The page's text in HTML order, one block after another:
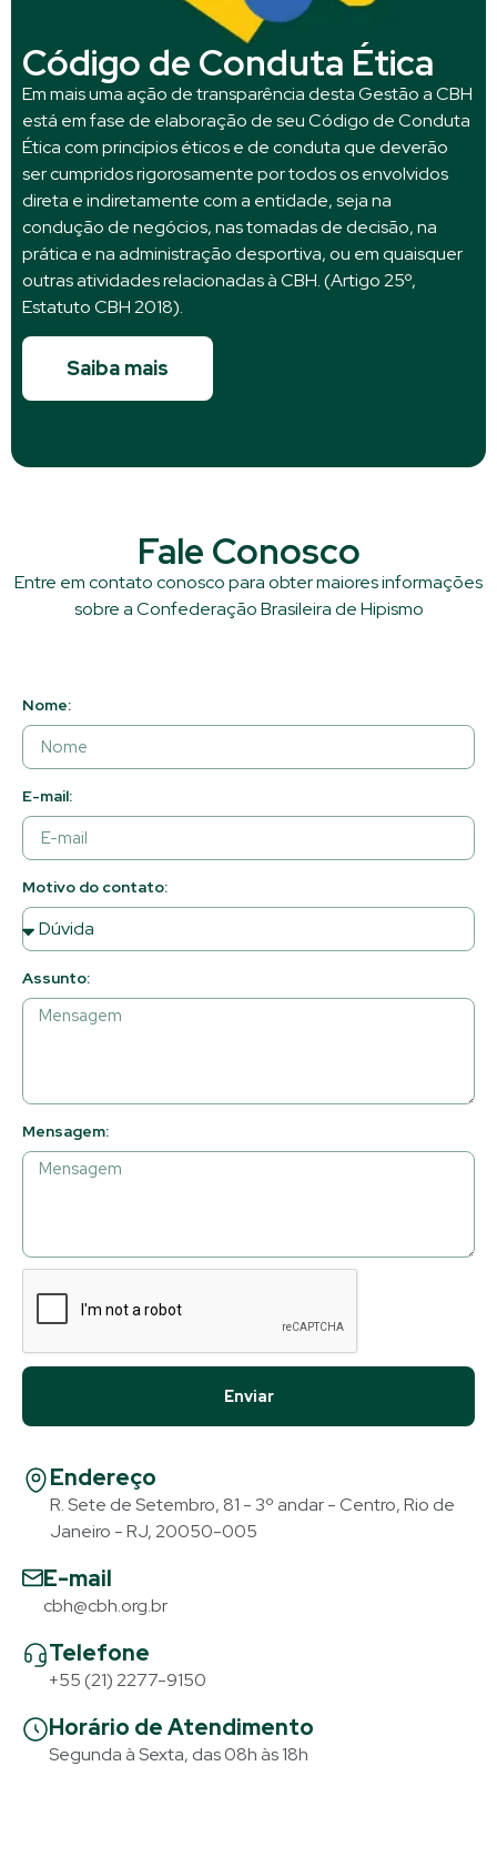
Código de Conduta Ética
Em mais uma ação de transparência desta Gestão a CBH
está em fase de elaboração de seu Código de Conduta
Ética com princípios éticos e de conduta que deverão
ser cumpridos rigorosamente por todos os envolvidos
direta e indiretamente com a entidade, seja na
condução de negócios, nas tomadas de decisão, na
prática e na administração desportiva, ou em quaisquer
outras atividades relacionadas à CBH. (Artigo 25º,
Estatuto CBH 2018).
Saiba mais
Fale Conosco
Entre em contato conosco para obter maiores informações
sobre a Confederação Brasileira de Hipismo
Endereço
R. Sete de Setembro, 81 - 3º andar - Centro, Rio de
Janeiro - RJ, 20050-005
E-mail
cbh@cbh.org.br
Telefone
+55 (21) 2277-9150
Horário de Atendimento
Segunda à Sexta, das 08h às 18h
Nome:
E-mail:
Motivo do contato:
Assunto:
Mensagem:
Enviar